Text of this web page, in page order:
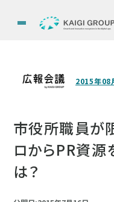
2015年08
市役所職員が
ロからPR資源
は？